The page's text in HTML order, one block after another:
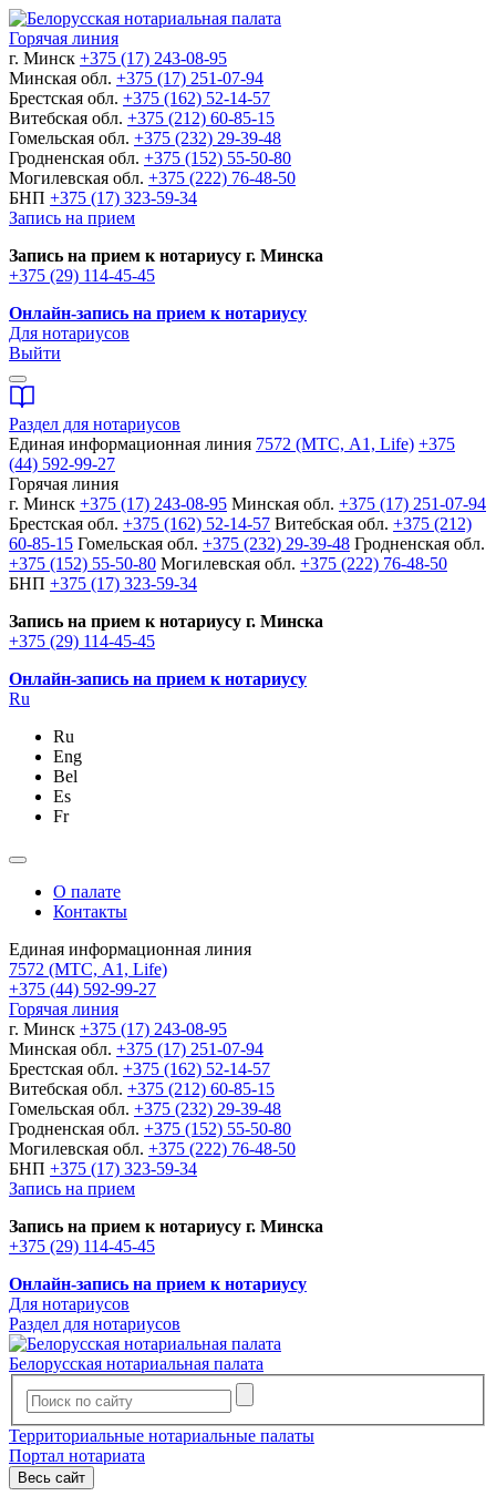
Горячая линия
г. Минск +375 (17) 243-08-95
Минская обл. +375 (17) 251-07-94
Брестская обл. +375 (162) 52-14-57
Витебская обл. +375 (212) 60-85-15
Гомельская обл. +375 (232) 29-39-48
Гродненская обл. +375 (152) 55-50-80
Могилевская обл. +375 (222) 76-48-50
БНП +375 (17) 323-59-34
Запись на прием
Запись на прием к нотариусу г. Минска
+375 (29) 114-45-45
Онлайн-запись на прием к нотариусу
Для нотариусов
Выйти
Раздел для нотариусов
Единая информационная линия 7572 (МТС, A1, Life) +375
(44) 592-99-27
Горячая линия
г. Минск +375 (17) 243-08-95 Минская обл. +375 (17) 251-07-94
Брестская обл. +375 (162) 52-14-57 Витебская обл. +375 (212)
60-85-15 Гомельская обл. +375 (232) 29-39-48 Гродненская обл.
+375 (152) 55-50-80 Могилевская обл. +375 (222) 76-48-50
БНП +375 (17) 323-59-34
Запись на прием к нотариусу г. Минска
+375 (29) 114-45-45
Онлайн-запись на прием к нотариусу
Ru
Ru
Eng
Bel
Es
Fr
О палате
Контакты
Единая информационная линия
7572 (МТС, A1, Life)
+375 (44) 592-99-27
Горячая линия
г. Минск +375 (17) 243-08-95
Минская обл. +375 (17) 251-07-94
Брестская обл. +375 (162) 52-14-57
Витебская обл. +375 (212) 60-85-15
Гомельская обл. +375 (232) 29-39-48
Гродненская обл. +375 (152) 55-50-80
Могилевская обл. +375 (222) 76-48-50
БНП +375 (17) 323-59-34
Запись на прием
Запись на прием к нотариусу г. Минска
+375 (29) 114-45-45
Онлайн-запись на прием к нотариусу
Для нотариусов
Раздел для нотариусов
Белорусская нотариальная палата
Территориальные нотариальные палаты
Портал нотариата
Весь сайт